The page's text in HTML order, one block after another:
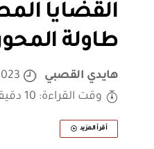
القضايا
طاولة
هايدي القصبي
وقت القراءة: 10 دقيقة
أقرأ المزيد